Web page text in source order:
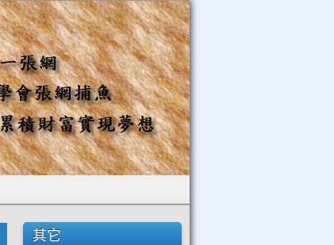
其它